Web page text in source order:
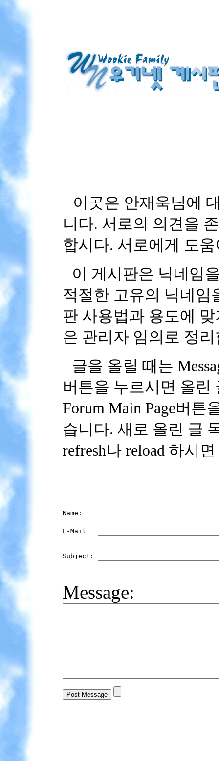
이곳은 안재욱님에
니다. 서로의 의견을
합시다. 서로에게 도
이 게시판은 닉네임
적절한 고유의 닉네임
판 사용법과 용도에
은 관리자 임의로 정
글을 올릴 때는
버튼을 누르시면 올린
Forum Main Page버
습니다. 새로 올린 글
refresh나 reload 하시
Name:
E-Mail:
Subject:
Message: